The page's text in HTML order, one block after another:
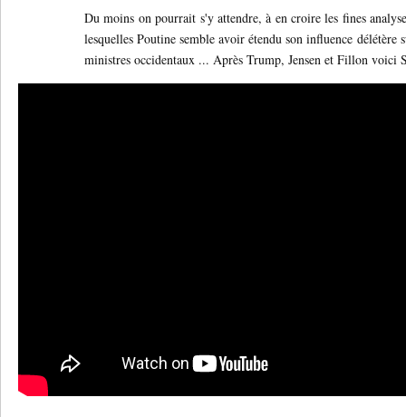
Du moins on pourrait s'y attendre, à en croire les fines
lesquelles Poutine semble avoir étendu son influence délétère
ministres occidentaux ... Après Trump, Jensen et Fillon voici